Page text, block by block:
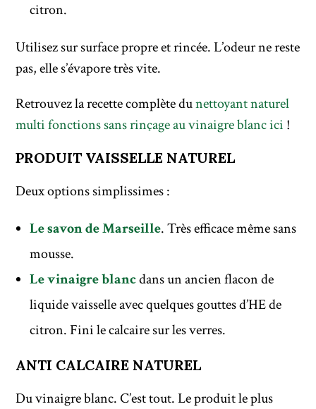
citron.
Utilisez sur surface propre et rincée. L’odeur ne reste
pas, elle s’évapore très vite.
Retrouvez la recette complète dunettoyant naturel
multi fonctions sans rinçage au vinaigre blanc ici !
PRODUIT VAISSELLE NATUREL
Deux options simplissimes :
Le savon de Marseille. Très efficace même sans
mousse.
Le vinaigre blancdans un ancien flacon de
liquide vaisselle avec quelques gouttes d’HE de
citron. Fini le calcaire sur les verres.
ANTI CALCAIRE NATUREL
Du vinaigre blanc. C’est tout. Le produit le plus